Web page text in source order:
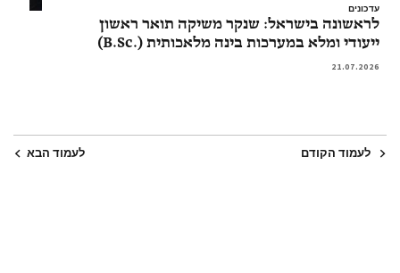
עדכונים
לראשונה בישראל: שנקר משיקה תואר ראשון
ייעודי ומלא במערכות בינה מלאכותית (.B.Sc)
21.07.2026
לעמוד הקודם לעמוד הבא